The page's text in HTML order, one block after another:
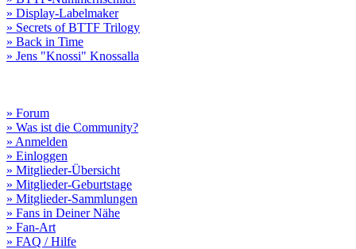
» Display-Labelmaker
» Secrets of BTTF Trilogy
» Back in Time
» Jens "Knossi" Knossalla
» Forum
» Was ist die Community?
» Anmelden
» Einloggen
» Mitglieder-Übersicht
» Mitglieder-Geburtstage
» Mitglieder-Sammlungen
» Fans in Deiner Nähe
» Fan-Art
» FAQ / Hilfe